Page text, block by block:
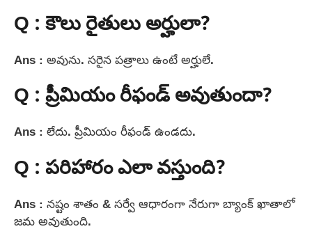
Q : కౌలు రైతులు అర్హులా?
Ans : అవును. సరైన పత్రాలు ఉంటే అర్హులే.
Q : ప్రీమియం రీఫండ్ అవుతుందా?
Ans : లేదు. ప్రీమియం రీఫండ్ ఉండదు.
Q : పరిహారం ఎలా వస్తుంది?
Ans : నష్టం శాతం & సర్వే ఆధారంగా నేరుగా బ్యాంక్ ఖాతాలో
జమ అవుతుంది.